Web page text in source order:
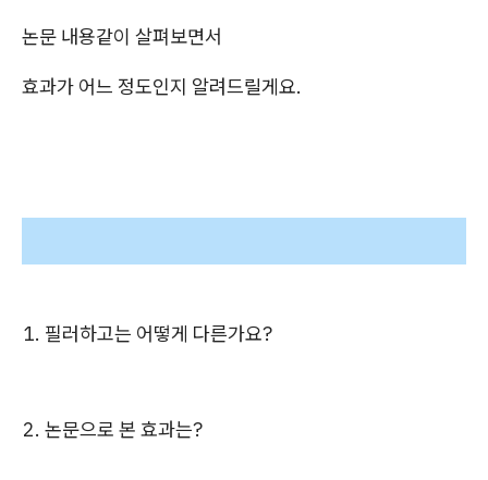
논문 내용같이 살펴보면서
효과가 어느 정도인지 알려드릴게요.
1. 필러하고는 어떻게 다른가요?
2. 논문으로 본 효과는?